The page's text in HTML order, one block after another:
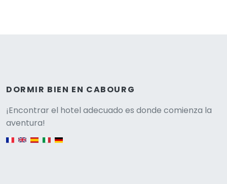
DORMIR BIEN EN CABOURG
¡Encontrar el hotel adecuado es donde comienza la
aventura!
English version